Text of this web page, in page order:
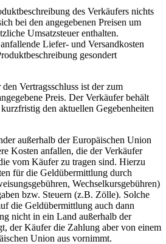
des Verkäufers nichts
bei den angegebenen Preisen um
Umsatzsteuer enthalten.
Liefer- und Versandkosten
gesondert
Vertragsschluss ist der zum
Preis. Der Verkäufer behält
den aktuellen Gegebenheiten
außerhalb der Europäischen Union
Kosten anfallen, die der Verkäufer
vom Käufer zu tragen sind. Hierzu
für die Geldübermittlung durch
Wechselkursgebühren)
bzw. Steuern (z.B. Zölle). Solche
die Geldübermittlung auch dann
nicht in ein Land außerhalb der
der Käufer die Zahlung aber von einem
Union aus vornimmt.